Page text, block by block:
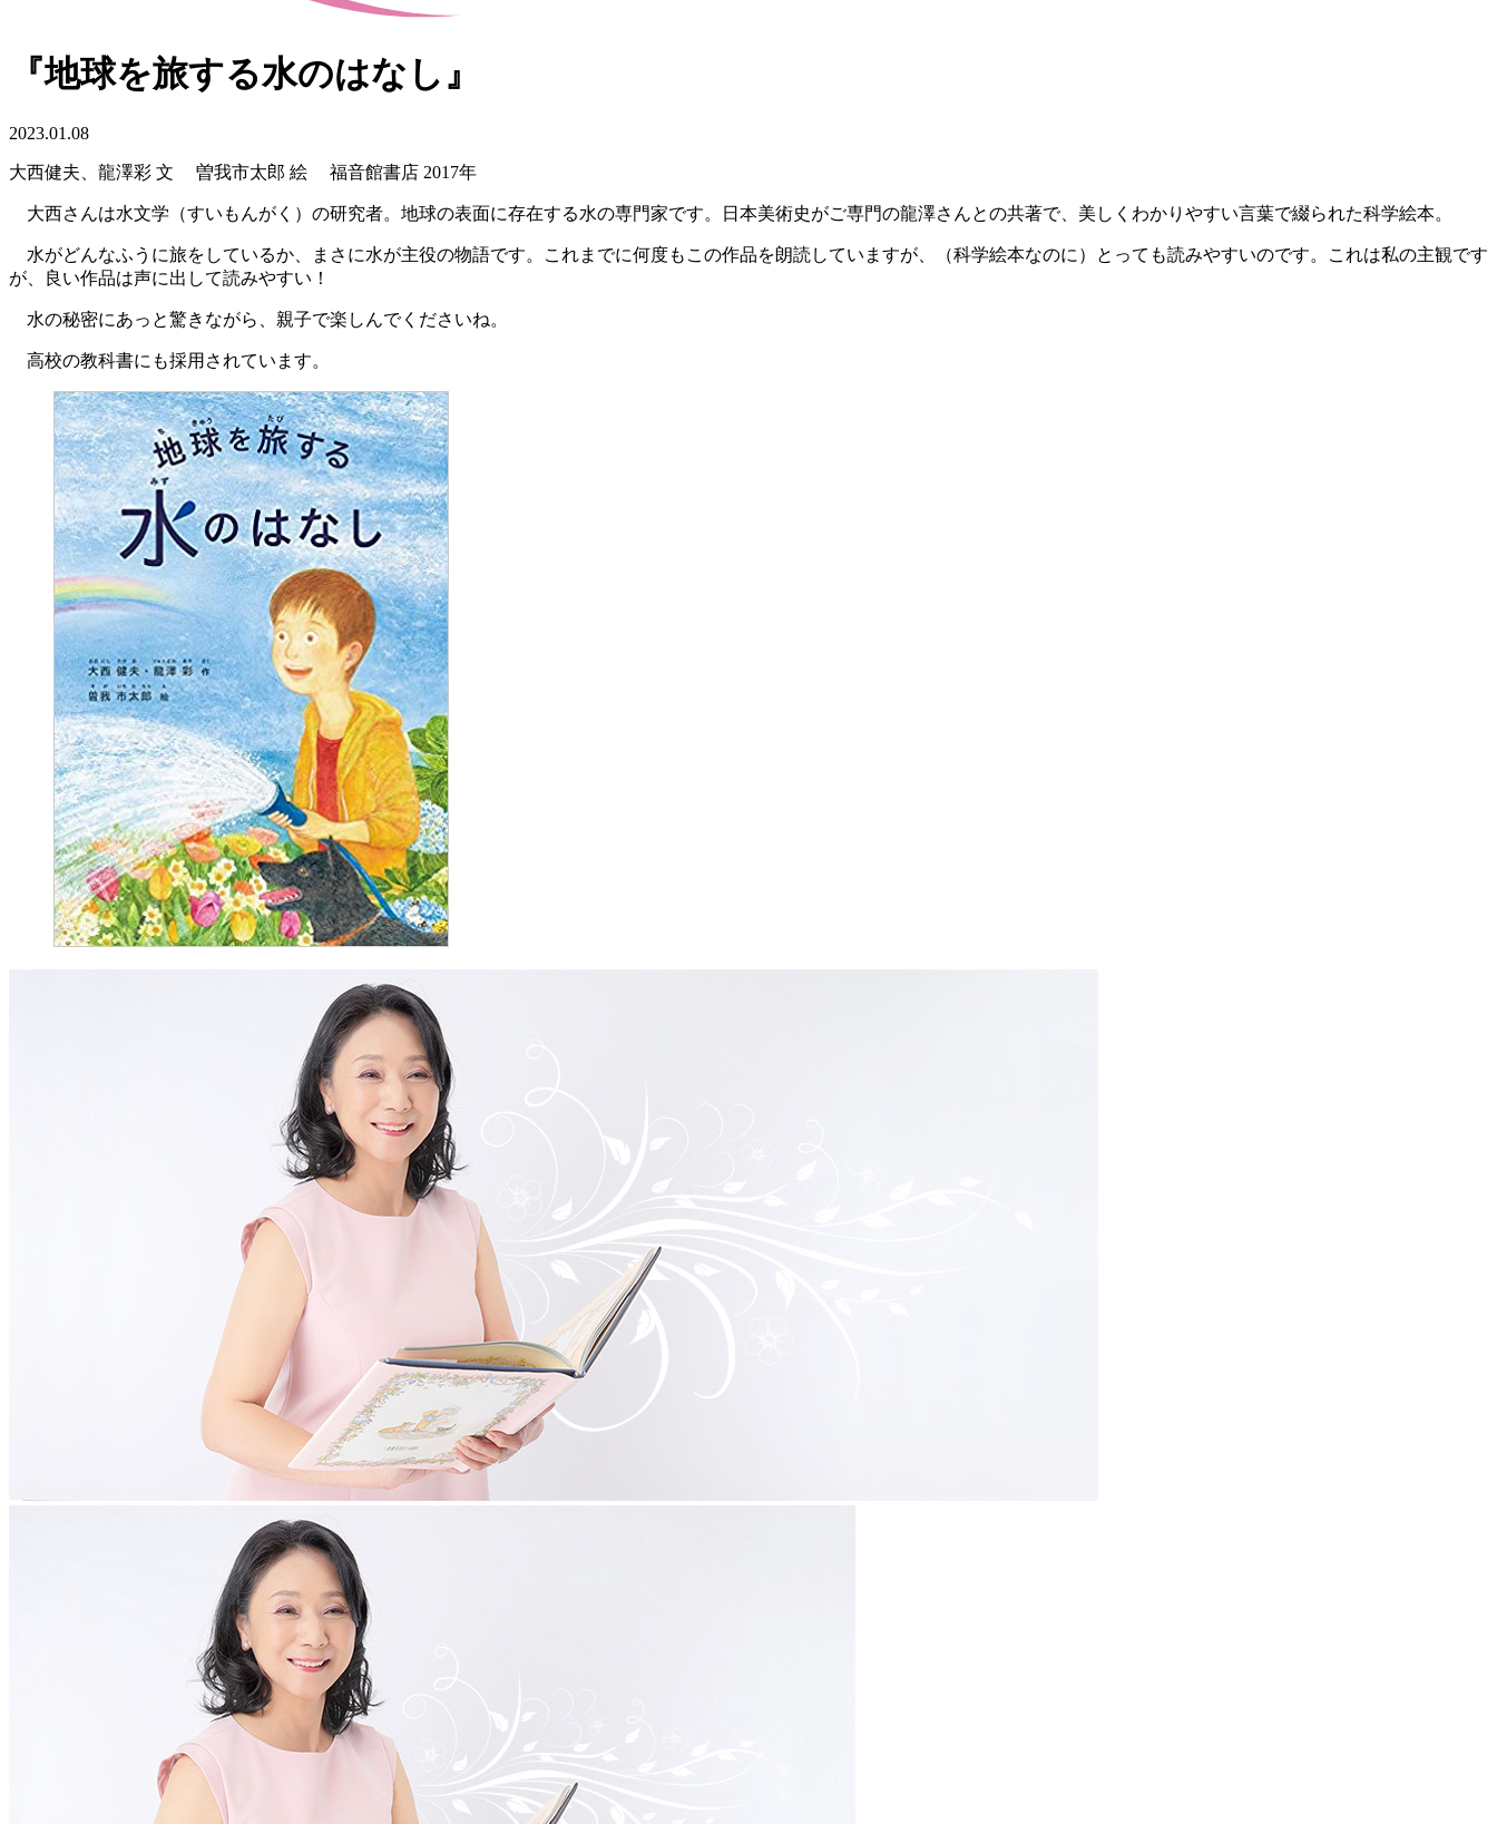
『地球を旅する水のはなし』
2023.01.08
大西健夫、龍澤彩 文 曽我市太郎 絵 福音館書店 2017年
大西さんは水文学（すいもんがく）の研究者。地球の表面に存在する水の専門家です。日本美術史がご専門の龍澤さんとの共著で、美しくわかりやすい言葉で綴られた科学絵本。
水がどんなふうに旅をしているか、まさに水が主役の物語です。これまでに何度もこの作品を朗読していますが、（科学絵本なのに）とっても読みやすいのです。これは私の主観です
が、良い作品は声に出して読みやすい！
水の秘密にあっと驚きながら、親子で楽しんでくださいね。
高校の教科書にも採用されています。